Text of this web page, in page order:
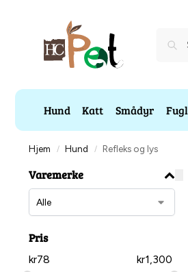
Hund Katt Smådyr Fugl
Hjem / Hund / Refleks og lys
Varemerke
Pris
kr78 kr1,300